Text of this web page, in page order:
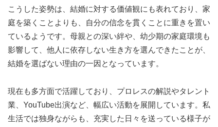
こうした姿勢は、結婚に対する価値観にも表れており、家
庭を築くことよりも、自分の信念を貫くことに重きを置い
ているようです。母親との深い絆や、幼少期の家庭環境も
影響して、他人に依存しない生き方を選んできたことが、
結婚を選ばない理由の一因となっています。
現在も多方面で活躍しており、プロレスの解説やタレント
業、YouTube出演など、幅広い活動を展開しています。私
生活では独身ながらも、充実した日々を送っている様子が